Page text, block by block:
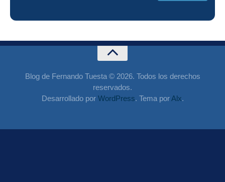
Blog de Fernando Tuesta © 2026. Todos los derechos
reservados.
Desarrollado por WordPress. Tema porAlx.